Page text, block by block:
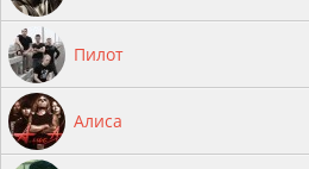
Пилот
Алиса